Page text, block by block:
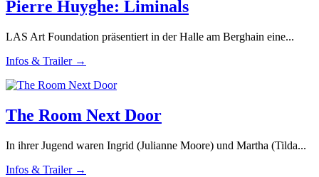
Pierre Huyghe: Liminals
LAS Art Foundation präsentiert in der Halle am Berghain eine...
Infos & Trailer →
The Room Next Door
In ihrer Jugend waren Ingrid (Julianne Moore) und Martha (Tilda...
Infos & Trailer →